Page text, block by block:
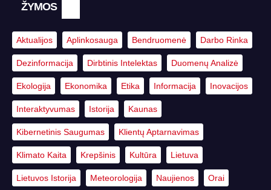
ŽYMOS
Aktualijos Aplinkosauga Bendruomenė Darbo Rinka
Dezinformacija Dirbtinis Intelektas Duomenų Analizė
Ekologija Ekonomika Etika Informacija Inovacijos
Interaktyvumas Istorija Kaunas
Kibernetinis Saugumas Klientų Aptarnavimas
Klimato Kaita Krepšinis Kultūra Lietuva
Lietuvos Istorija Meteorologija Naujienos Orai